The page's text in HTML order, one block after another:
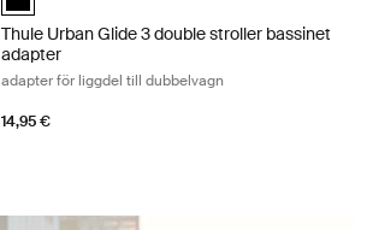
Thule Urban Glide 3 double stroller bassinet
adapter
adapter för liggdel till dubbelvagn
14,95 €